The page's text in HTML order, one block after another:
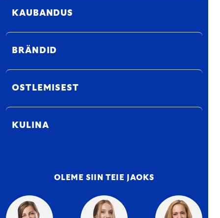
KAUBANDUS
BRÄNDID
OSTLEMISEST
KULINA
OLEME SIIN TEIE JAOKS